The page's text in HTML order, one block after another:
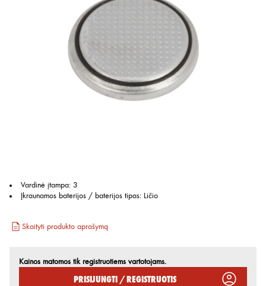
Vardinė įtampa: 3
Įkraunamos baterijos / baterijos tipas: Ličio
Skaityti produkto aprašymą
Kainos matomos tik registruotiems vartotojams.
Prisijungti / Registruotis